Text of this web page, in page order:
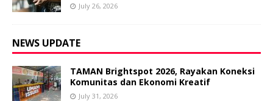
July 26, 2026
NEWS UPDATE
TAMAN Brightspot 2026, Rayakan Koneksi
Komunitas dan Ekonomi Kreatif
July 31, 2026